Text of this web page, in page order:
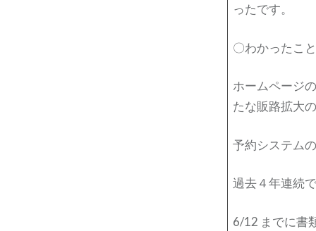
ったです。
〇わかったこ
ホームペー
たな販路拡大
予約システム
過去４年連続
6/12 までに書